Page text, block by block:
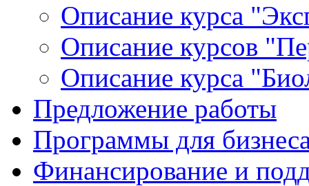
Описание курса
Описание курсов
Описание курса
Предложение работы
Программы для
Финансирование и